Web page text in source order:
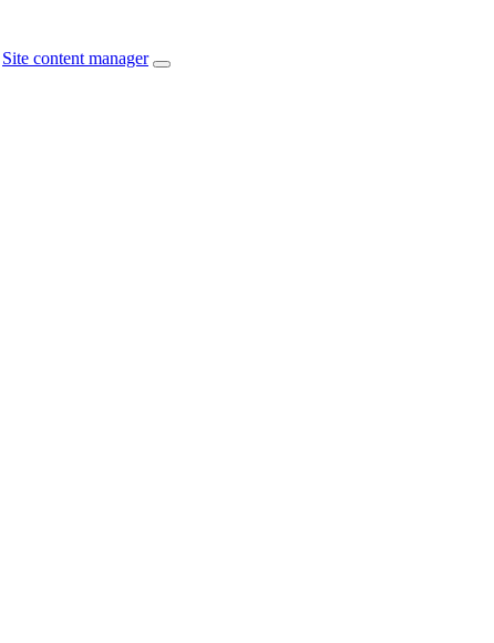
Site content manager